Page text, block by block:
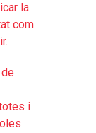
la
com
i